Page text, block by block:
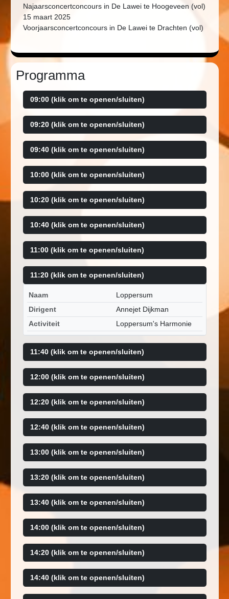
Najaarsconcertconcours in De Lawei te Hoogeveen (vol)
15 maart 2025
Voorjaarsconcertconcours in De Lawei te Drachten (vol)
Programma
09:00 (klik om te openen/sluiten)
09:20 (klik om te openen/sluiten)
09:40 (klik om te openen/sluiten)
10:00 (klik om te openen/sluiten)
10:20 (klik om te openen/sluiten)
10:40 (klik om te openen/sluiten)
11:00 (klik om te openen/sluiten)
11:20 (klik om te openen/sluiten)
Naam
Loppersum
Dirigent
Annejet Dijkman
Activiteit
Loppersum's Harmonie
11:40 (klik om te openen/sluiten)
12:00 (klik om te openen/sluiten)
12:20 (klik om te openen/sluiten)
12:40 (klik om te openen/sluiten)
13:00 (klik om te openen/sluiten)
13:20 (klik om te openen/sluiten)
13:40 (klik om te openen/sluiten)
14:00 (klik om te openen/sluiten)
14:20 (klik om te openen/sluiten)
14:40 (klik om te openen/sluiten)